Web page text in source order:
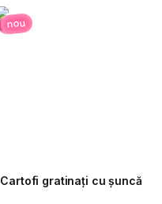
nou
Cartofi gratinați cu șuncă